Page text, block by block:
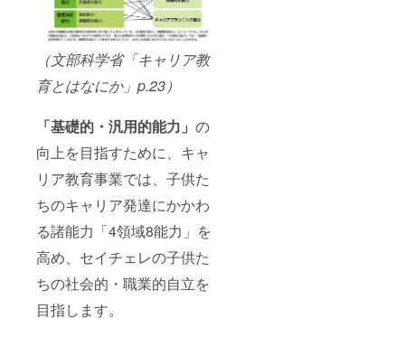
（文部科学省「キャリア教
育とはなにか」p.23）
「基礎的・汎用的能力」 の
向上を目指すために、キャ
リア教育事業では、子供た
ちのキャリア発達にかかわ
る諸能力「4領域8能力」を
高め、セイチェレの子供た
ちの社会的・職業的自立を
目指します。